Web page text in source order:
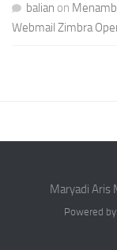
balian on
Webmail Zimbra
Maryadi Aris
Powered by